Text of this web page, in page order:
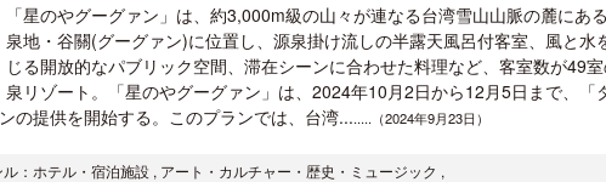
「星のやグーグァン」は、約3,000m級の山々が連なる台湾雪山山脈の麓にあ
泉地・谷關(グーグァン)に位置し、源泉掛け流しの半露天風呂付客室、風と水
じる開放的なパブリック空間、滞在シーンに合わせた料理など、客室数が49
泉リゾート。「星のやグーグァン」は、2024年10月2日から12月5日まで、「
の提供を開始する。このプランでは、台湾........（2024年9月23日）
：ホテル・宿泊施設 , アート・カルチャー・歴史・ミュージック ,